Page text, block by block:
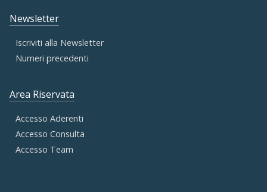
Newsletter
Iscriviti alla Newsletter
Numeri precedenti
Area Riservata
Accesso Aderenti
Accesso Consulta
Accesso Team